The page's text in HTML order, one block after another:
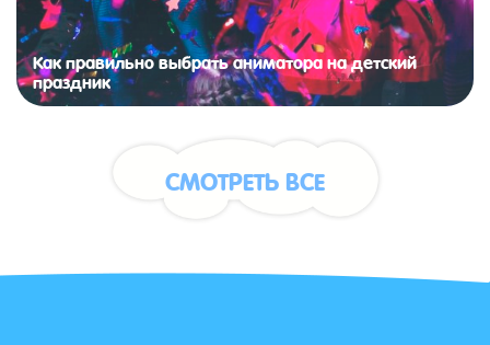
Как правильно выбрать аниматора на детский
праздник
СМОТРЕТЬ ВСЕ